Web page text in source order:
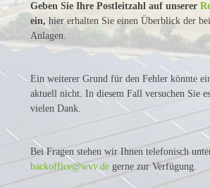
Geben Sie Ihre Postleitzahl auf unserer
ein, hier erhalten Sie einen Überblick der
Anlagen.
Ein weiterer Grund für den Fehler könnte
aktuell nicht. In diesem Fall versuchen Sie
vielen Dank.
Bei Fragen stehen wir Ihnen telefonisch
backoffice@wvv.de gerne zur Verfügung.